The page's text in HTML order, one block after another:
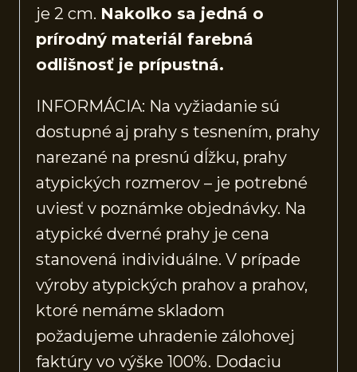
je 2 cm. Nakoľko sa jedná o
prírodný materiál farebná
odlišnosť je prípustná.
INFORMÁCIA: Na vyžiadanie sú
dostupné aj prahy s tesnením, prahy
narezané na presnú dĺžku, prahy
atypických rozmerov – je potrebné
uviesť v poznámke objednávky. Na
atypické dverné prahy je cena
stanovená individuálne. V prípade
výroby atypických prahov a prahov,
ktoré nemáme skladom
požadujeme uhradenie zálohovej
faktúry vo výške 100%. Dodaciu